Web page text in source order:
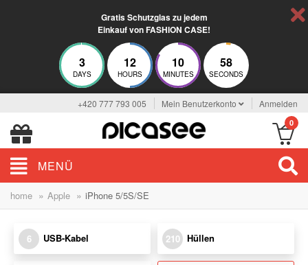
Gratis Schutzglas zu jedem
Einkauf von FASHION CASE!
3
DAYS
12
HOURS
10
MINUTES
58
SECONDS
+420 777 793 005 Mein Benutzerkonto Anmelden
0
MENÜ
home » Apple » iPhone 5/5S/SE
6 USB-Kabel 210 Hüllen